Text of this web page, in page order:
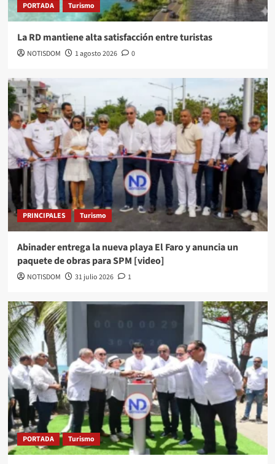
PORTADA Turismo
La RD mantiene alta satisfacción entre turistas
NOTISDOM 1 agosto 2026 0
PRINCIPALES Turismo
Abinader entrega la nueva playa El Faro y anuncia un
paquete de obras para SPM [video]
NOTISDOM 31 julio 2026 1
PORTADA Turismo